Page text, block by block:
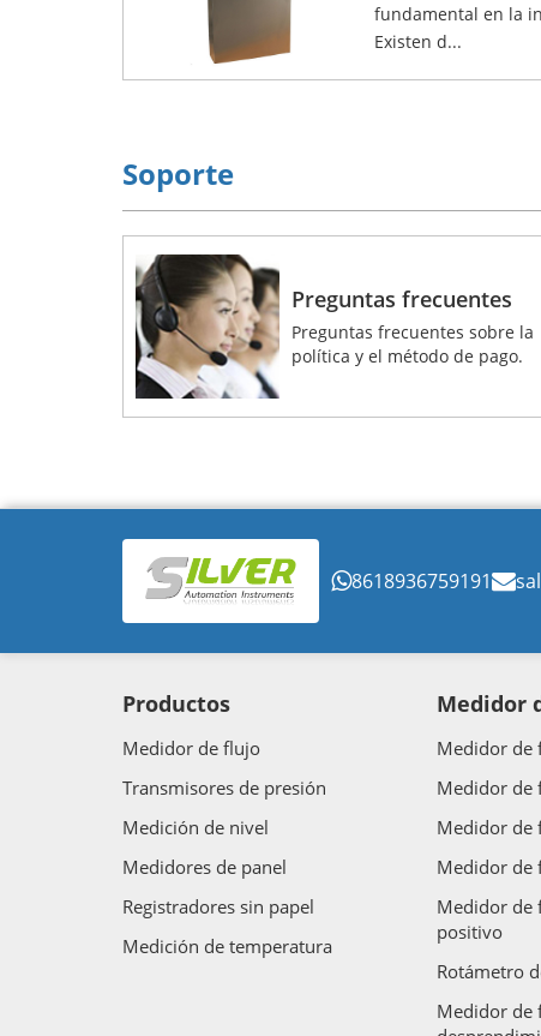
fundamental en la
Existen d...
Soporte
Preguntas frecuentes
Preguntas frecuentes sobre la
política y el método de pago.
8618936759191
Productos
Medidor de flujo
Transmisores de presión
Medición de nivel
Medidores de panel
Registradores sin papel
Medición de temperatura
Medidor
Medidor de
Medidor de
Medidor de
Medidor de
Medidor de
positivo
Rotámetro
Medidor de